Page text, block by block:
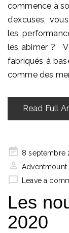
commence à
d’excuses,
les
les abimer ?
fabriqués à
comme des
Read Full
Posted
on
8 septembre
Leave a
Les
2020